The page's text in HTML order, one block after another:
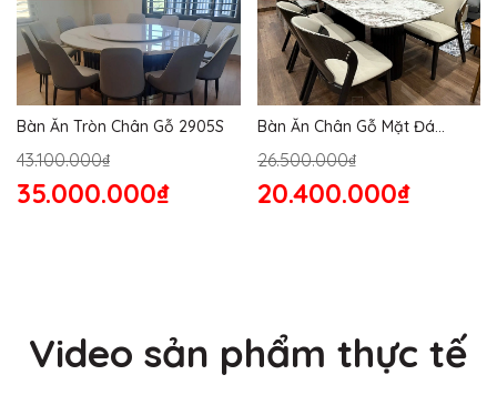
Bàn Ăn Tròn Chân Gỗ 2905S
43.100.000₫
35.000.000₫
Bàn Ăn Chân Gỗ Mặt Đá
26.500.000₫
20.400.000₫
Video sản phẩm thực tế